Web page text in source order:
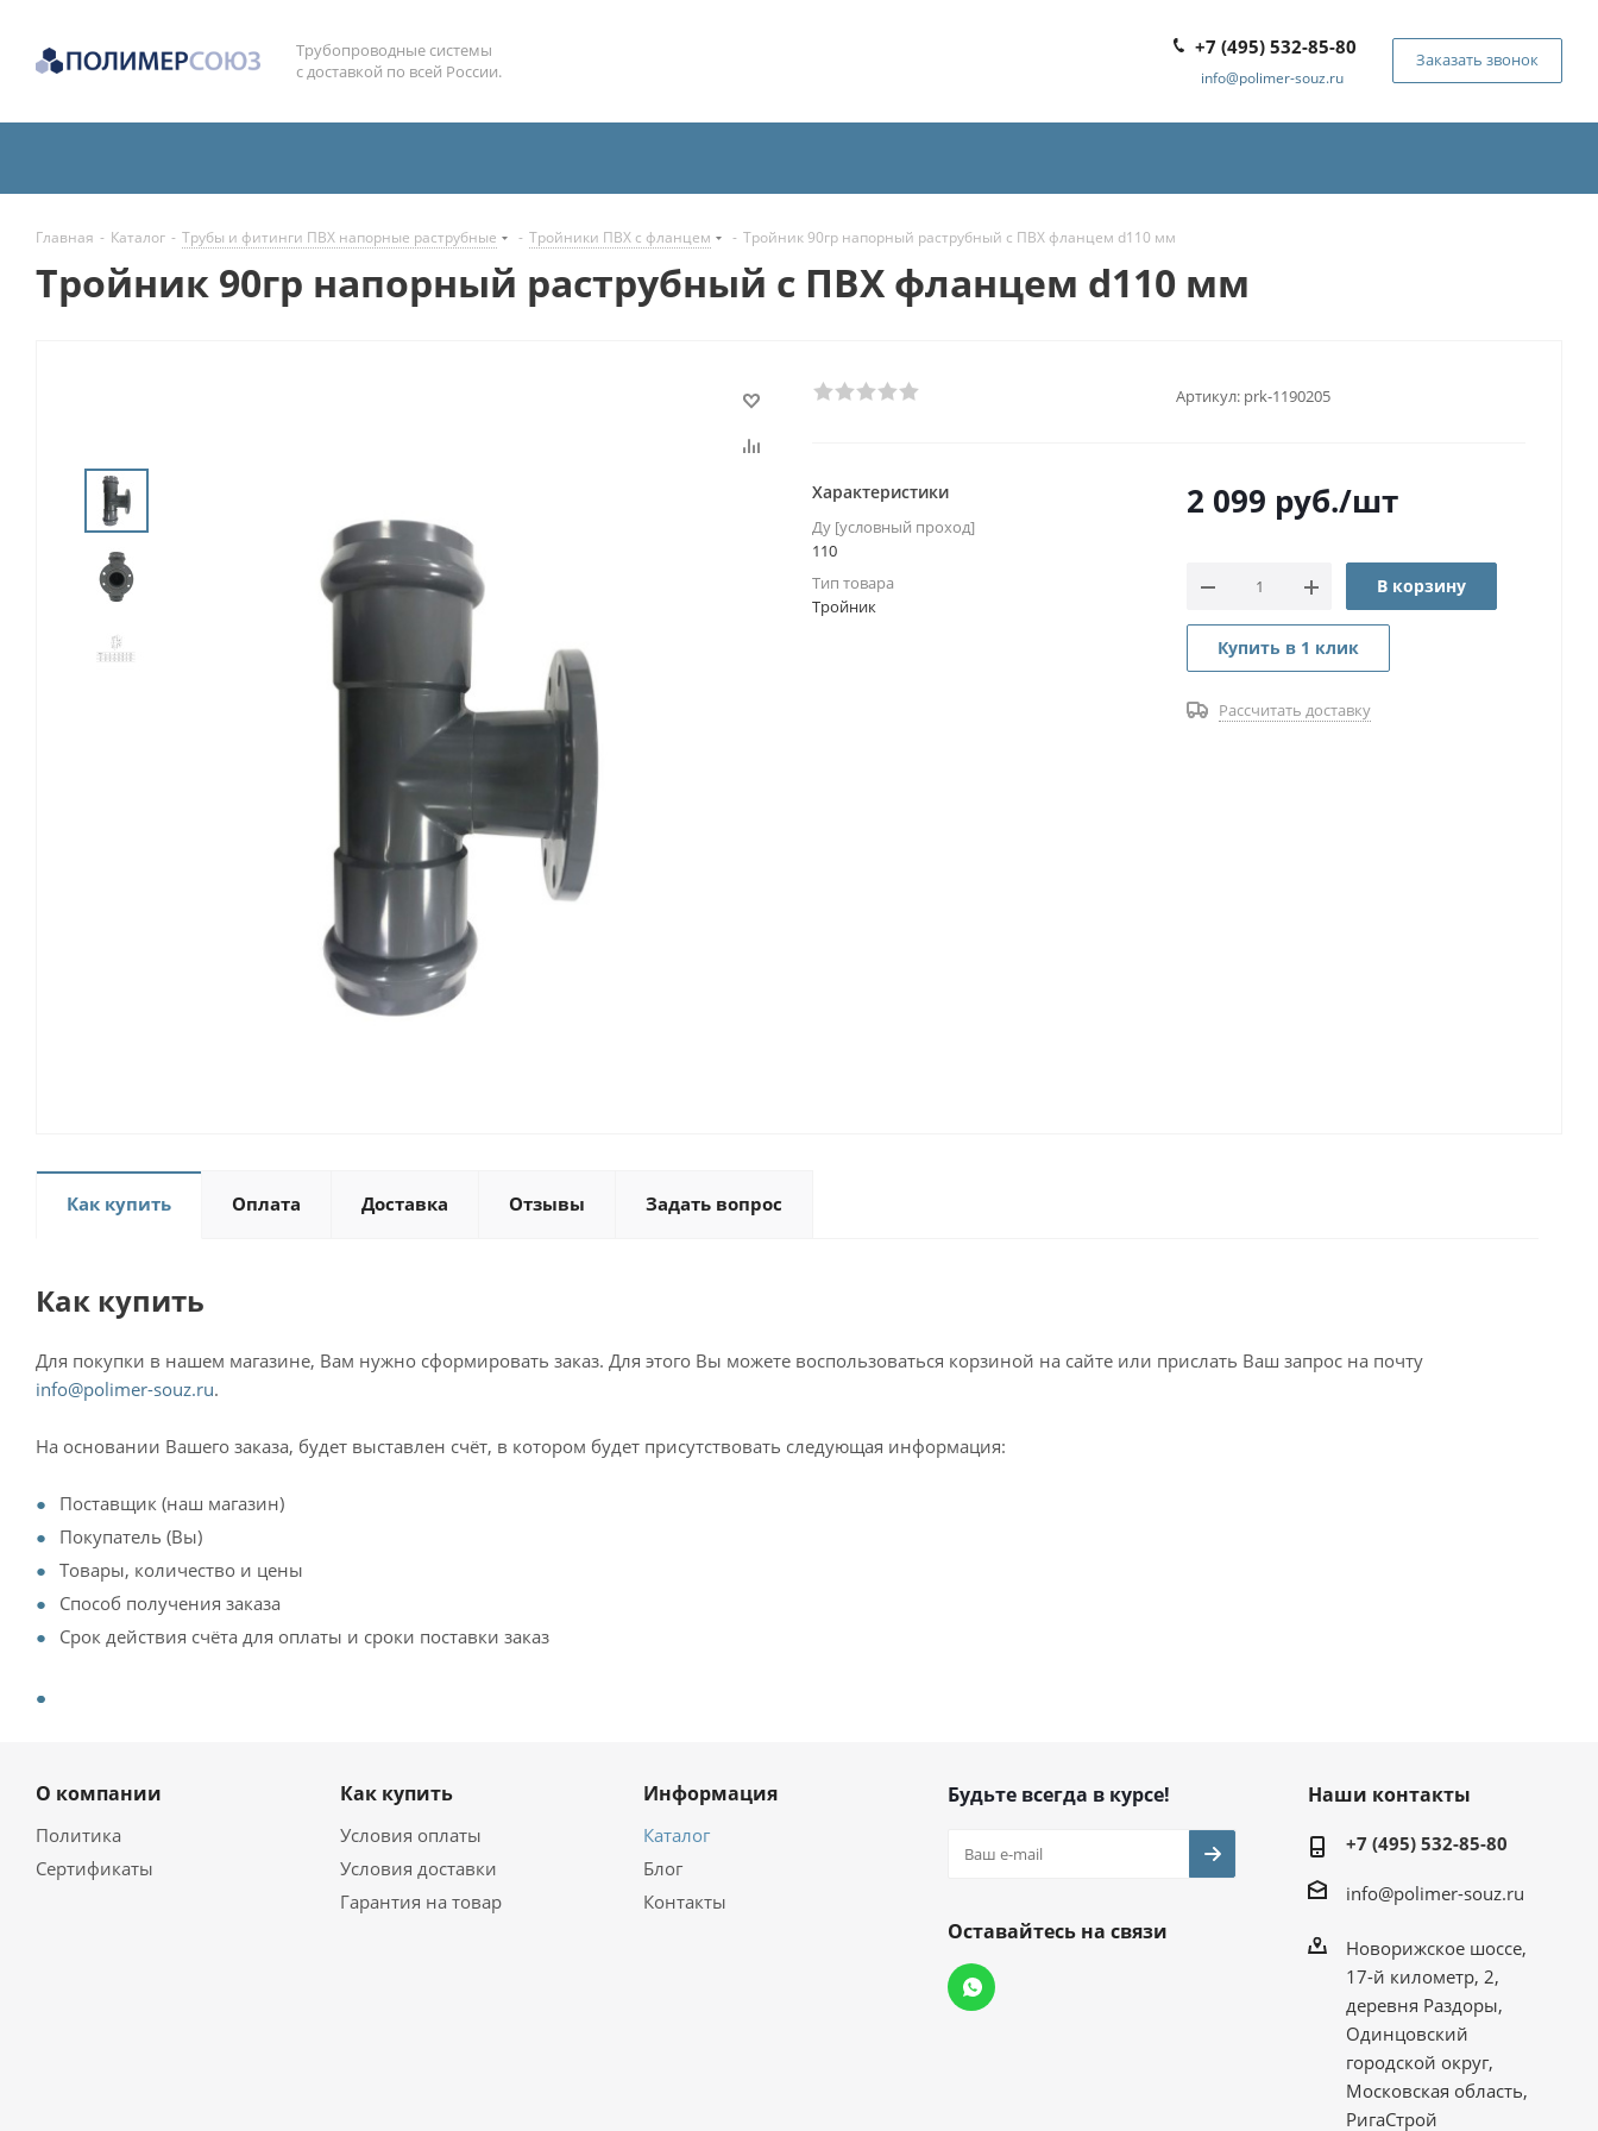
Трубопроводные системы
с доставкой по всей России.
+7 (495) 532-85-80
info@polimer-souz.ru
Заказать звонок
Главная - Каталог - Трубы и фитинги ПВХ напорные раструбные - Тройники ПВХ с фланцем - Тройник 90гр напорный раструбный с ПВХ фланцем d110 мм
Тройник 90гр напорный раструбный с ПВХ фланцем d110 мм
Артикул: prk-1190205
Характеристики
Ду [условный проход]
110
Тип товара
Тройник
2 099 руб./шт
В корзину
Купить в 1 клик
Рассчитать доставку
Как купить Оплата Доставка Отзывы Задать вопрос
Как купить
Для покупки в нашем магазине, Вам нужно сформировать заказ. Для этого Вы можете воспользоваться корзиной на сайте или прислать Ваш запрос на почту
info@polimer-souz.ru.
На основании Вашего заказа, будет выставлен счёт, в котором будет присутствовать следующая информация:
Поставщик (наш магазин)
Покупатель (Вы)
Товары, количество и цены
Способ получения заказа
Срок действия счёта для оплаты и сроки поставки заказ
О компании
Политика
Сертификаты
Как купить
Условия оплаты
Условия доставки
Гарантия на товар
Информация
Каталог
Блог
Контакты
Будьте всегда в курсе!
Оставайтесь на связи
Наши контакты
+7 (495) 532-85-80
info@polimer-souz.ru
Новорижское шоссе,
17-й километр, 2,
деревня Раздоры,
Одинцовский
городской округ,
Московская область,
РигаСтрой